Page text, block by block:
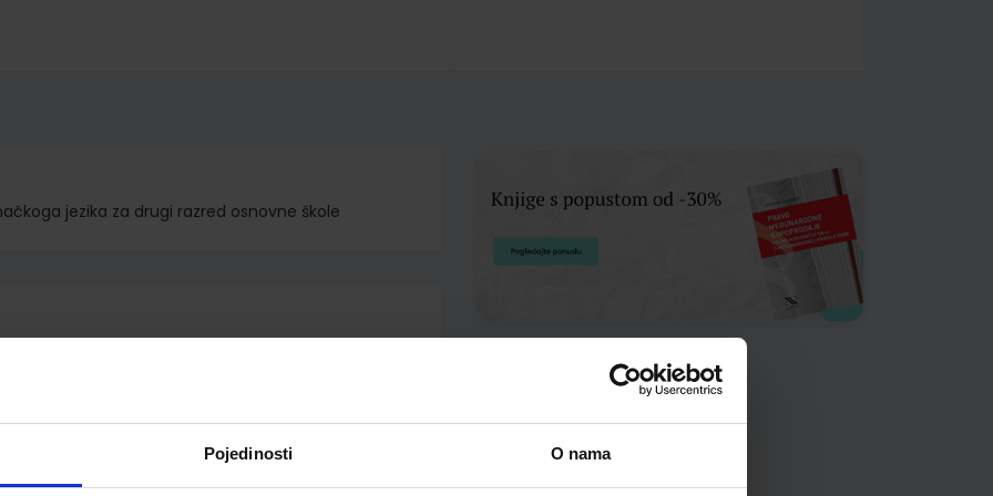
Pojedinosti O nama
jezika za drugi razred osnovne škole